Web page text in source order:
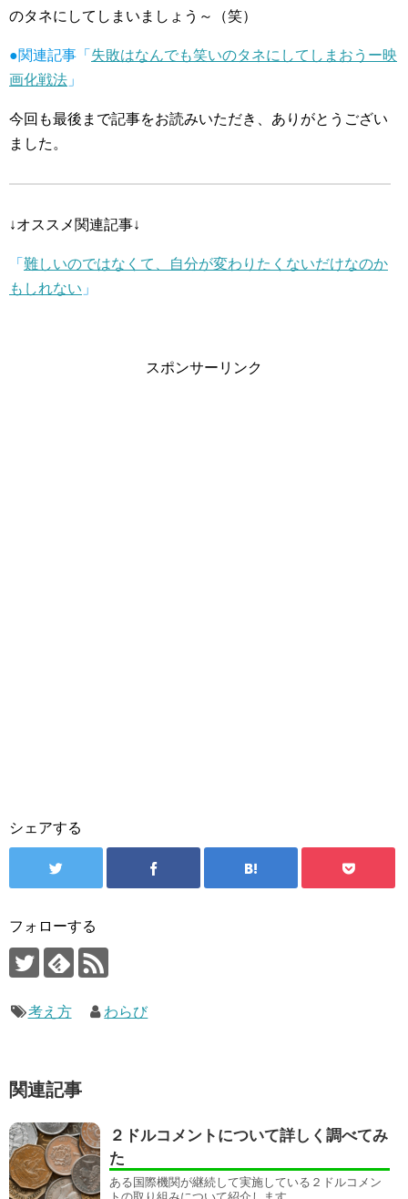
のタネにしてしまいましょう～（笑）
●関連記事「 失敗はなんでも笑いのタネにしてしまおうー映
画化戦法 」
今回も最後まで記事をお読みいただき、ありがとうござい
ました。
↓オススメ関連記事↓
「 難しいのではなくて、自分が変わりたくないだけなのか
もしれない 」
スポンサーリンク
シェアする
フォローする
考え方 わらび
関連記事
２ドルコメントについて詳しく調べてみ
た
ある国際機関が継続して実施している２ドルコメン